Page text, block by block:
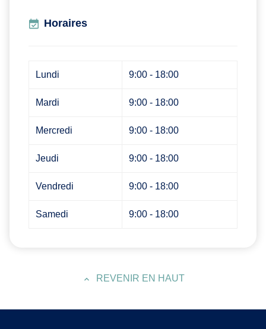
Horaires
Lundi 9:00 - 18:00
Mardi 9:00 - 18:00
Mercredi 9:00 - 18:00
Jeudi 9:00 - 18:00
Vendredi 9:00 - 18:00
Samedi 9:00 - 18:00
REVENIR EN HAUT